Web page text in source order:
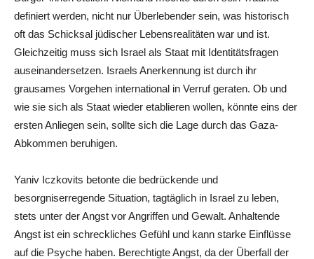
definiert werden, nicht nur Überlebender sein, was historisch
oft das Schicksal jüdischer Lebensrealitäten war und ist.
Gleichzeitig muss sich Israel als Staat mit Identitätsfragen
auseinandersetzen. Israels Anerkennung ist durch ihr
grausames Vorgehen international in Verruf geraten. Ob und
wie sie sich als Staat wieder etablieren wollen, könnte eins der
ersten Anliegen sein, sollte sich die Lage durch das Gaza-
Abkommen beruhigen.
Yaniv Iczkovits betonte die bedrückende und
besorgniserregende Situation, tagtäglich in Israel zu leben,
stets unter der Angst vor Angriffen und Gewalt. Anhaltende
Angst ist ein schreckliches Gefühl und kann starke Einflüsse
auf die Psyche haben. Berechtigte Angst, da der Überfall der